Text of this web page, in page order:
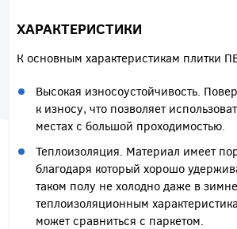
ХАРАКТЕРИСТИКИ
К основным характеристикам плитки
Высокая износоустойчивость.
к износу, что позволяет
местах с большой проходимостью.
Теплоизоляция. Материал имеет
благодаря который хорошо
таком полу не холодно даже в
теплоизоляционным
может сравниться с паркетом.